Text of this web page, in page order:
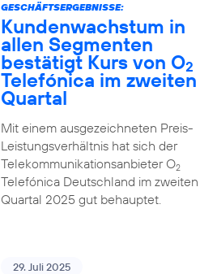
GESCHÄFTSERGEBNISSE:
Kundenwachstum in
allen Segmenten
bestätigt Kurs von O2
Telefónica im zweiten
Quartal
Mit einem ausgezeichneten Preis-
Leistungsverhältnis hat sich der
Telekommunikationsanbieter O2
Telefónica Deutschland im zweiten
Quartal 2025 gut behauptet.
29. Juli 2025